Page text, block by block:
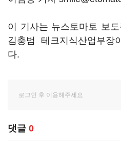
이 기사는 뉴스토마토 보
김충범 테크지식산업부장
다.
댓글 0